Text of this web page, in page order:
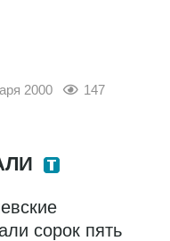
2000 147
сорок пять